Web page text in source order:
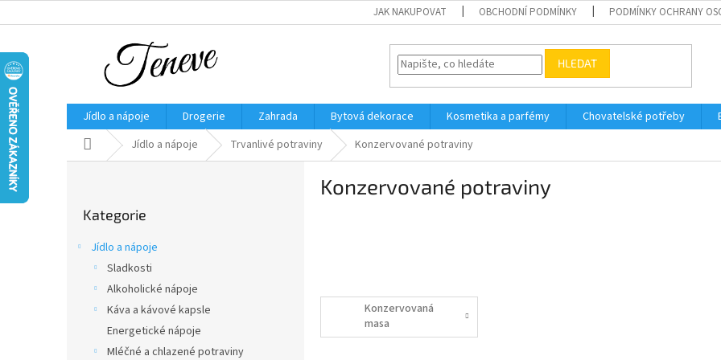
na
JAK NAKUPOVAT OBCHODNÍ PODMÍNKY PODMÍNKY OCHRANY
HLEDAT
Jídlo a nápoje Drogerie Zahrada Bytová dekorace Kosmetika a parfémy Chovatelské potřeby
Domů Jídlo a nápoje Trvanlivé potraviny Konzervované potraviny
kategorie
Kategorie
Jídlo a nápoje
Sladkosti
Alkoholické nápoje
Káva a kávové kapsle
Energetické nápoje
Mléčné a chlazené potraviny
Konzervované potraviny
Konzervovaná
masa